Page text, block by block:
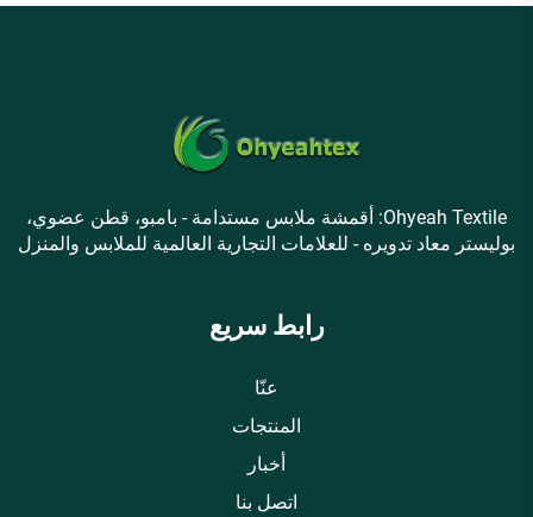
Ohyeah Textile: أقمشة ملابس مستدامة - بامبو، قطن عضوي،
بوليستر معاد تدويره - للعلامات التجارية العالمية للملابس والمنزل
رابط سريع
عنّا
المنتجات
أخبار
اتصل بنا